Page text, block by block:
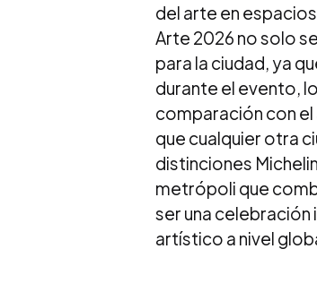
del arte en
Arte 2026 no solo
para la ciudad, ya
durante el evento,
comparación con
que cualquier otra
distinciones
metrópoli que
ser una
artístico a nivel